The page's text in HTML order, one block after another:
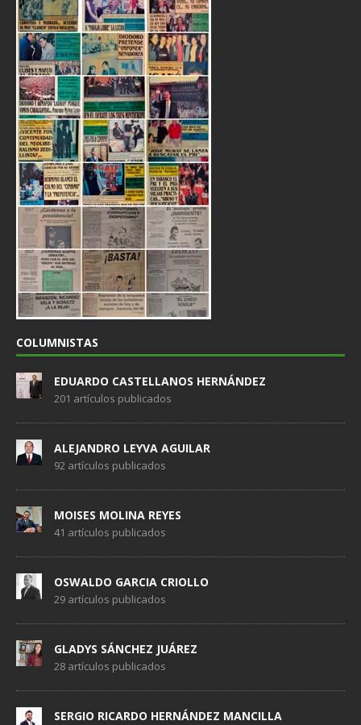
COLUMNISTAS
EDUARDO CASTELLANOS HERNÁNDEZ
201 artículos publicados
ALEJANDRO LEYVA AGUILAR
92 artículos publicados
MOISES MOLINA REYES
41 artículos publicados
OSWALDO GARCIA CRIOLLO
29 artículos publicados
GLADYS SÁNCHEZ JUÁREZ
28 artículos publicados
SERGIO RICARDO HERNÁNDEZ MANCILLA